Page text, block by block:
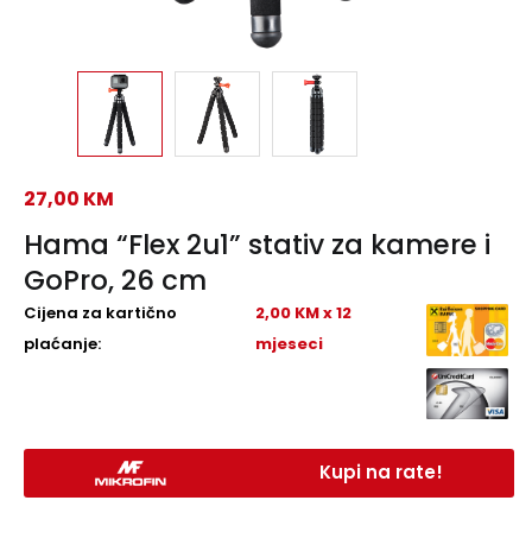
Hama “Flex 2u1” stativ za kamere i
GoPro, 26 cm
27,00 KM
Cijena za kartično
plaćanje:
2,00 KM x 12
mjeseci
Kupi na rate!